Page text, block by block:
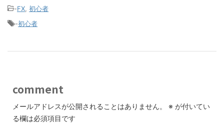
-FX 初心者
-初心者
comment
メールアドレスが公開されることはありません。 ※ が付いてい
る欄は必須項目です